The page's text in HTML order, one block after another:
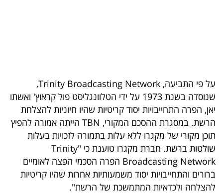
הכלכלי
פודקאסט
40
UNDER
40
על פי התביעה, Trinity Broadcasting Network,
שנוסדה בשנת 1973 על ידי הטלוונגליסט פול קראוץ' ואשתו
יאן, הפרה התחייבויות יסוד קריטיות שהיו חיוניות להצלחת
הרשת. במסגרת ההסכם המקורי, TBN הייתה אמורה להפיץ
תוכן מקורי של מקגרו ללא עלות בתמורה לזכויות בעלות
שולטות ברשת. חברת מקגרו טוענת כי "Trinity
Broadcasting Network הפרה הסכמי הפצה לאומיים
ברורים והתחייבויות יסוד משמעותיות אחרות שהיו קריטיות
להצלחה ולכדאיות המתמשכת של הרשת".